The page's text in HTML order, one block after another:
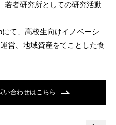
若者研究所としての研究活動
て、高校生向けイノベーシ
営、地域資産をてことした食
い合わせはこちら